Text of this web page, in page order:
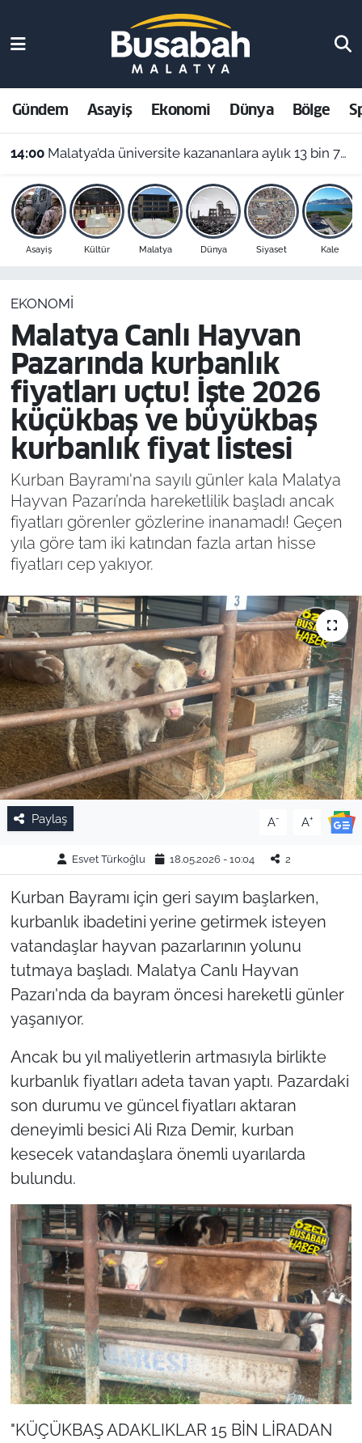
Gündem Asayiş Ekonomi Dünya Bölge
14:00 Malatya’da üniversite kazananlara aylık 13 bin 750 TL: Kimler başvurabilir?
Asayiş Kültür Malatya Dünya Siyaset Kale
EKONOMI
Malatya Canlı Hayvan
Pazarında kurbanlık
fiyatları uçtu! İşte 2026
küçükbaş ve büyükbaş
kurbanlık fiyat listesi
Kurban Bayramı'na sayılı günler kala Malatya
Hayvan Pazarı’nda hareketlilik başladı ancak
fiyatları görenler gözlerine inanamadı! Geçen
yıla göre tam iki katından fazla artan hisse
fiyatları cep yakıyor.
Paylaş A- A+
Esvet Türkoğlu 18.05.2026 - 10:04 2
Kurban Bayramı için geri sayım başlarken,
kurbanlık ibadetini yerine getirmek isteyen
vatandaşlar hayvan pazarlarının yolunu
tutmaya başladı. Malatya Canlı Hayvan
Pazarı'nda da bayram öncesi hareketli günler
yaşanıyor.
Ancak bu yıl maliyetlerin artmasıyla birlikte
kurbanlık fiyatları adeta tavan yaptı. Pazardaki
son durumu ve güncel fiyatları aktaran
deneyimli besici Ali Rıza Demir, kurban
kesecek vatandaşlara önemli uyarılarda
bulundu.
"KÜÇÜKBAŞ ADAKLIKLAR 15 BİN LİRADAN
Asayiş
Ekonomi
Dünya
Bölge
Resmi İlanlar
Malatya Nöbetçi Eczaneler
Malatya Hava Durumu
Malatya Namaz Vakitleri
Malatya Trafik Yoğunluk Haritası
Süper Lig Puan Durumu ve Fikstür
Son Dakika Haberleri
Haber Arşivi